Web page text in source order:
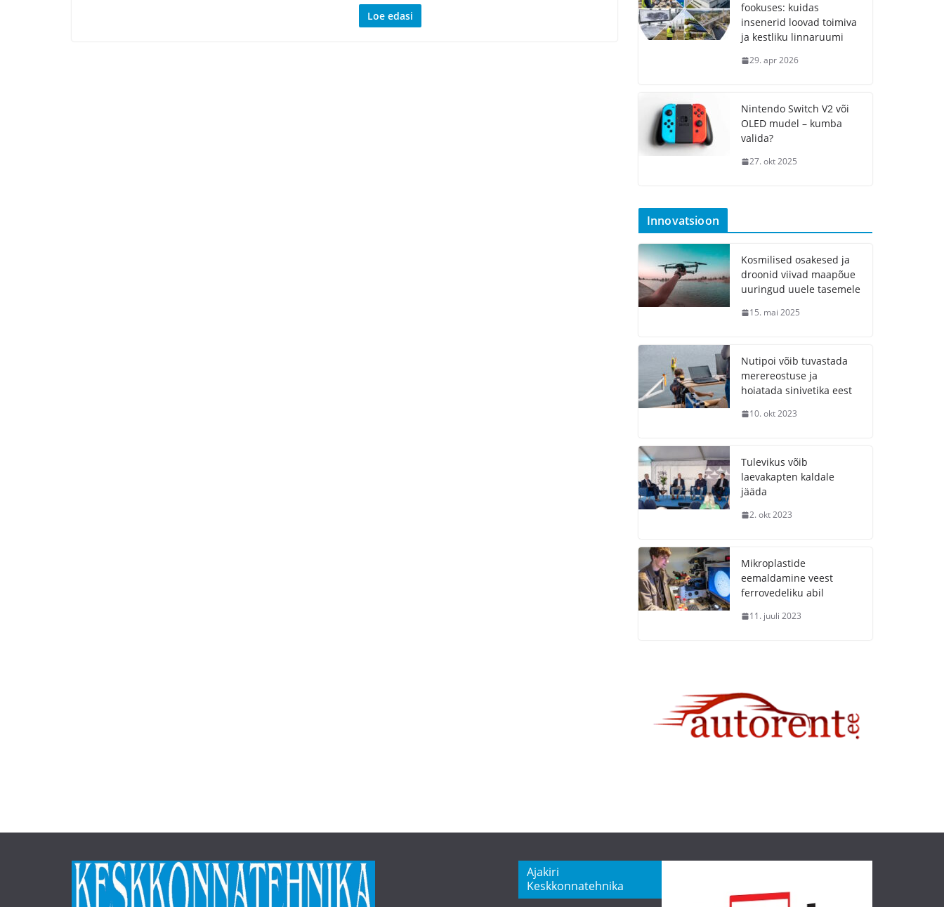
Loe edasi
fookuses: kuidas
insenerid loovad toimiva
ja kestliku linnaruumi
29. apr 2026
Nintendo Switch V2 või
OLED mudel – kumba
valida?
27. okt 2025
Innovatsioon
Kosmilised osakesed ja
droonid viivad maapõue
uuringud uuele tasemele
15. mai 2025
Nutipoi võib tuvastada
merereostuse ja
hoiatada sinivetika eest
10. okt 2023
Tulevikus võib
laevakapten kaldale
jääda
2. okt 2023
Mikroplastide
eemaldamine veest
ferrovedeliku abil
11. juuli 2023
Ajakiri
Keskkonnatehnika